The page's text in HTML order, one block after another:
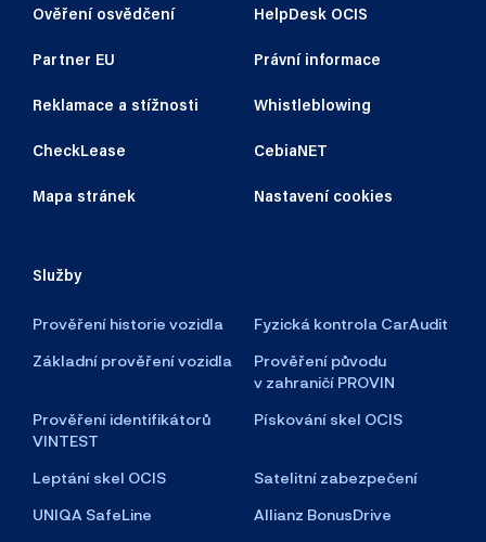
Ověření osvědčení HelpDesk OCIS
Partner EU Právní informace
Reklamace a stížnosti Whistleblowing
CheckLease CebiaNET
Mapa stránek Nastavení cookies
Služby
Prověření historie vozidla
Fyzická kontrola CarAudit
Základní prověření vozidla
Prověření původu
v zahraničí PROVIN
Prověření identifikátorů
VINTEST
Pískování skel OCIS
Leptání skel OCIS
Satelitní zabezpečení
UNIQA SafeLine
Allianz BonusDrive